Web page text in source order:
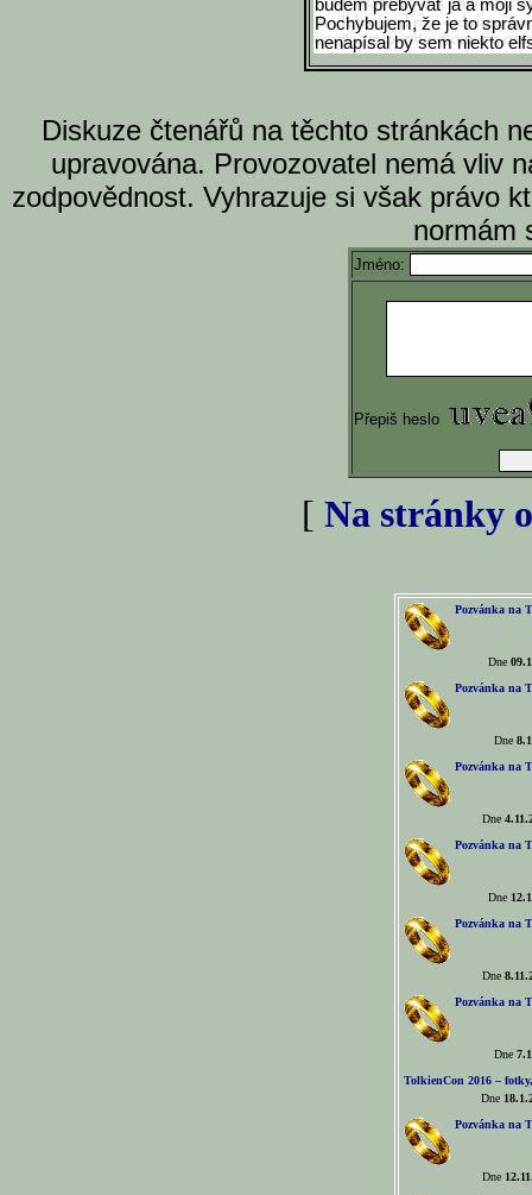
budem prebývať ja a moji
Pochybujem, že je to
nenapísal by sem niekto
Diskuze čtenářů na těchto stránkách
upravována. Provozovatel nemá vliv
zodpovědnost. Vyhrazuje si však právo
normám
Jméno:
Přepiš heslo
[ Na stránky
Pozvánka na
Dne
Pozvánka na
Dne
Pozvánka na
Dne
Pozvánka na
Dne
Pozvánka na
Dne
Pozvánka na
Dne
TolkienCon 2016 –
Dne
Pozvánka na
Dne